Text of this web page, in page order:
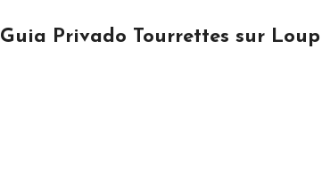
Guia Privado Tourrettes sur Loup